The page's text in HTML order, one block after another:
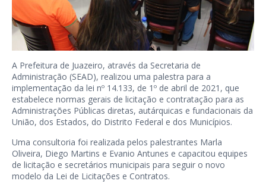
A Prefeitura de Juazeiro, através da Secretaria de
Administração (SEAD), realizou uma palestra para a
implementação da lei nº 14.133, de 1º de abril de 2021, que
estabelece normas gerais de licitação e contratação para as
Administrações Públicas diretas, autárquicas e fundacionais da
União, dos Estados, do Distrito Federal e dos Municípios.
Uma consultoria foi realizada pelos palestrantes Marla
Oliveira, Diego Martins e Evanio Antunes e capacitou equipes
de licitação e secretários municipais para seguir o novo
modelo da Lei de Licitações e Contratos.